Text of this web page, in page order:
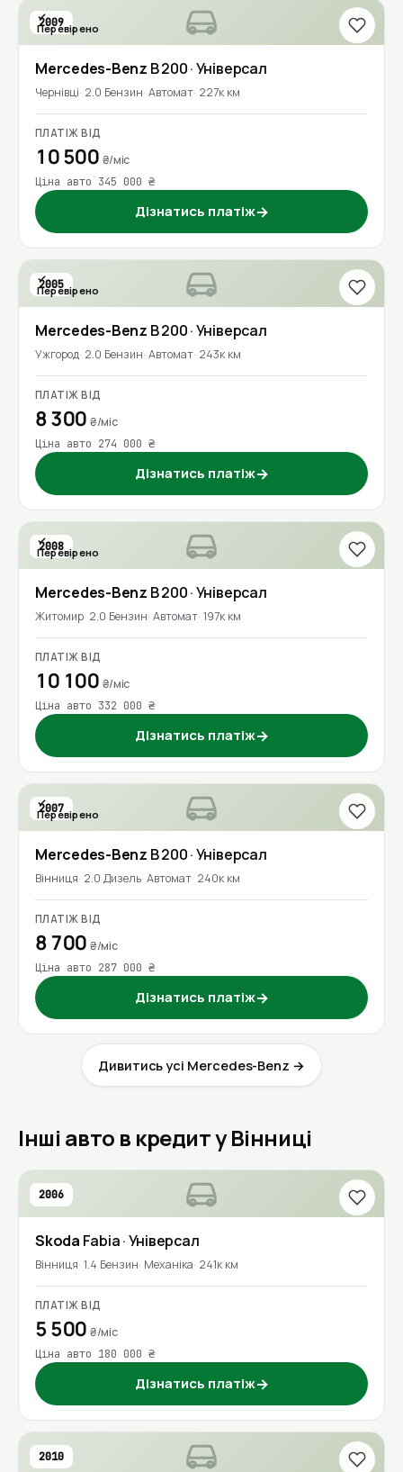
2009
Перевірено
Mercedes-Benz B 200· Універсал
Чернівці 2.0 Бензин Автомат 227к км
ПЛАТІЖ ВІД
10 500 ₴/міс
Ціна авто 345 000 ₴
Дізнатись платіж→
2005
Перевірено
Mercedes-Benz B 200· Універсал
Ужгород 2.0 Бензин Автомат 243к км
ПЛАТІЖ ВІД
8 300₴/міс
Ціна авто 274 000 ₴
Дізнатись платіж→
2008
Перевірено
Mercedes-Benz B 200· Універсал
Житомир 2.0 Бензин Автомат 197к км
ПЛАТІЖ ВІД
10 100 ₴/міс
Ціна авто 332 000 ₴
Дізнатись платіж→
2007
Перевірено
Mercedes-Benz B 200· Універсал
Вінниця 2.0 Дизель Автомат 240к км
ПЛАТІЖ ВІД
8 700₴/міс
Ціна авто 287 000 ₴
Дізнатись платіж→
Дивитись усі Mercedes-Benz →
Інші авто в кредит у Вінниці
2006
Skoda Fabia· Універсал
Вінниця 1.4 Бензин Механіка 241к км
ПЛАТІЖ ВІД
5 500₴/міс
Ціна авто 180 000 ₴
Дізнатись платіж→
2010